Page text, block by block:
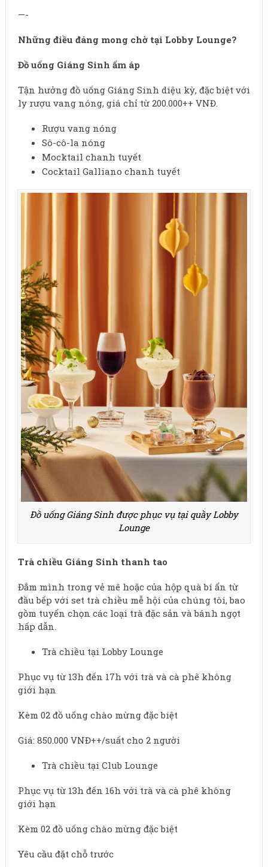
—-
Những điều đáng mong chờ tại Lobby Lounge?
Đồ uống Giáng Sinh ấm áp
Tận hưởng đồ uống Giáng Sinh diệu kỳ, đặc biệt với
ly rượu vang nóng, giá chỉ từ 200.000++ VNĐ.
Rượu vang nóng
Sô-cô-la nóng
Mocktail chanh tuyết
Cocktail Galliano chanh tuyết
Đồ uống Giáng Sinh được phục vụ tại quầy Lobby
Lounge
Trà chiều Giáng Sinh thanh tao
Đắm mình trong vẻ mê hoặc của hộp quà bí ẩn từ
đầu bếp với set trà chiều mễ hội của chúng tôi, bao
gồm tuyển chọn các loại trà đặc sản và bánh ngọt
hấp dẫn.
Trà chiều tại Lobby Lounge
Phục vụ từ 13h đến 17h với trà và cà phê không
giới hạn
Kèm 02 đồ uống chào mừng đặc biệt
Giá: 850.000 VNĐ++/suất cho 2 người
Trà chiều tại Club Lounge
Phục vụ từ 13h đến 16h với trà và cà phê không
giới hạn
Kèm 02 đồ uống chào mừng đặc biệt
Yêu cầu đặt chỗ trước